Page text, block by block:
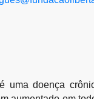
uma doença